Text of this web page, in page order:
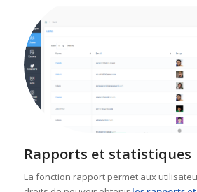
Rapports et statistiques
La fonction rapport permet aux